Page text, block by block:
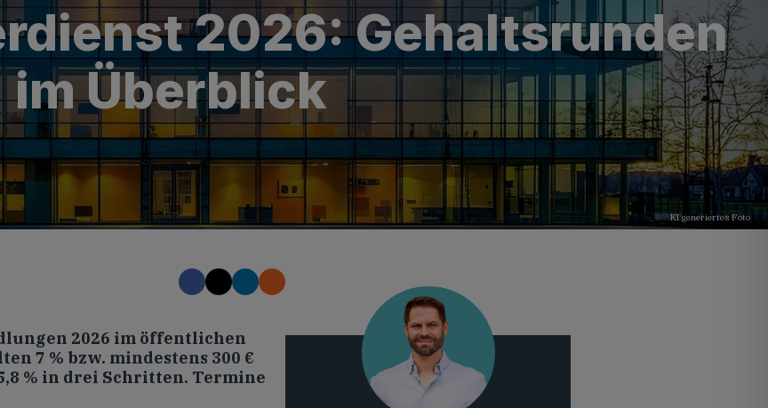
2026: Gehalts­runden
im Überblick
KI generiertes Foto
2026 im öffentlichen
7 % bzw. mindestens 300 €
% in drei Schritten. Termine